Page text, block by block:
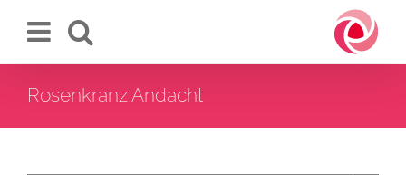
Inhalt
Rosenkranz Andacht